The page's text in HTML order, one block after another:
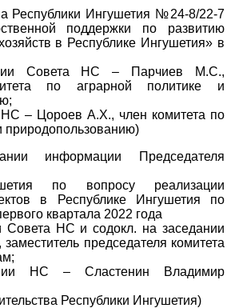
Республики Ингушетия №24-8/22-7
поддержки по развитию
в Республике Ингушетия» в
Совета НС – Парчиев М.С.,
по аграрной политике и
НС – Цороев А.Х., член комитета по
природопользованию)
информации Председателя
по вопросу реализации
в Республике Ингушетия по
квартала 2022 года
Совета НС и содокл. на заседании
председателя комитета
НС – Сластенин Владимир
Республики Ингушетия)